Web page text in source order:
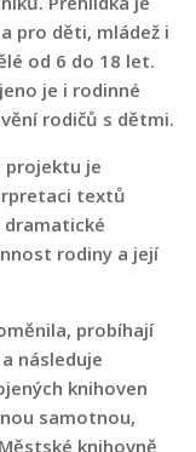
pro děti, mládež i
od 6 do 18 let.
je i rodinné
rodičů s dětmi.
projektu je
textů
rodiny a její
probíhají
následuje
knihoven
samotnou,
knihovně